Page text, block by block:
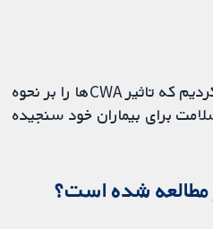
هیچ مطالعه‌ای را شناسایی نکردیم که تاثیر ‌CWAها را بر نحوه
برای بیماران خود سنجیده
مطالعه شده است؟